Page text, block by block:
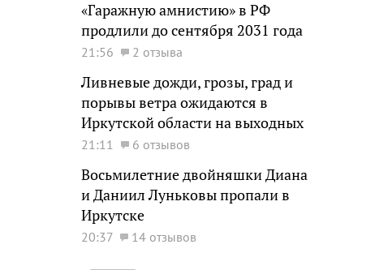
«Гаражную амнистию» в РФ
продлили до сентября 2031 года
21:56 2 отзыва
Ливневые дожди, грозы, град и
порывы ветра ожидаются в
Иркутской области на выходных
21:11 6 отзывов
Восьмилетние двойняшки Диана
и Даниил Луньковы пропали в
Иркутске
20:37 14 отзывов